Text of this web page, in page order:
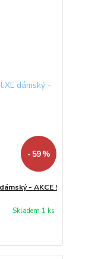
- 59 %
- AKCE !
Skladem 1 ks